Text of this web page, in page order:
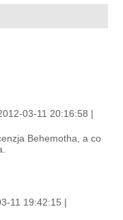
03-11 20:16:58 |
Behemotha, a co
11 19:42:15 |